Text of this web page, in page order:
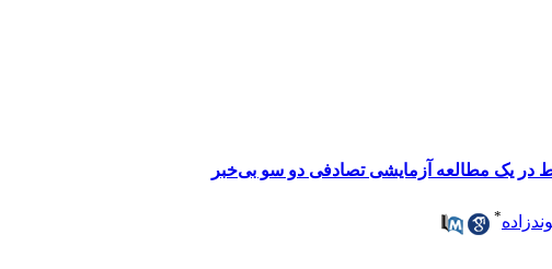
در یک مطالعه آزمایشی تصادفی دو سو بی‌خبر
*